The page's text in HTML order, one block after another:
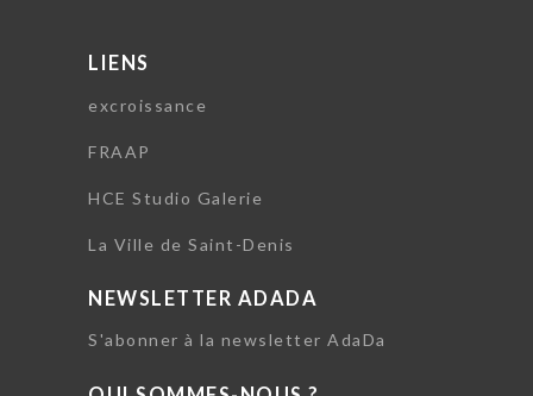
LIENS
excroissance
FRAAP
HCE Studio Galerie
La Ville de Saint-Denis
NEWSLETTER ADADA
S'abonner à la newsletter AdaDa